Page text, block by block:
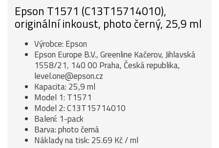
Epson T1571 (C13T15714010),
originální inkoust, photo černý, 25,9 ml
Výrobce: Epson
Epson Europe B.V., Greenline Kačerov, Jihlavská
1558/21, 140 00 Praha, Česká republika,
level.one@epson.cz
Kapacita: 25,9 ml
Model 1: T1571
Model 2: C13T15714010
Balení: 1-pack
Barva: photo černá
Náklady na tisk: 25.69 Kč / ml